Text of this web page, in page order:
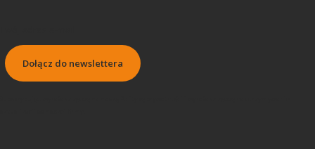
Dołącz do newslettera